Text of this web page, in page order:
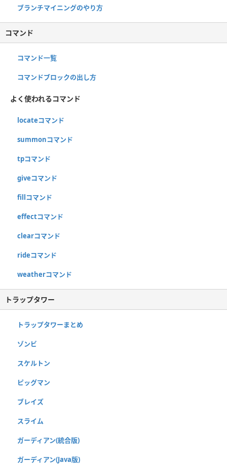
ブランチマイニングのやり方
コマンド
コマンド一覧
コマンドブロックの出し方
よく使われるコマンド
locateコマンド
summonコマンド
tpコマンド
giveコマンド
fillコマンド
effectコマンド
clearコマンド
rideコマンド
weatherコマンド
トラップタワー
トラップタワーまとめ
ゾンビ
スケルトン
ピッグマン
ブレイズ
スライム
ガーディアン(統合版)
ガーディアン(Java版)